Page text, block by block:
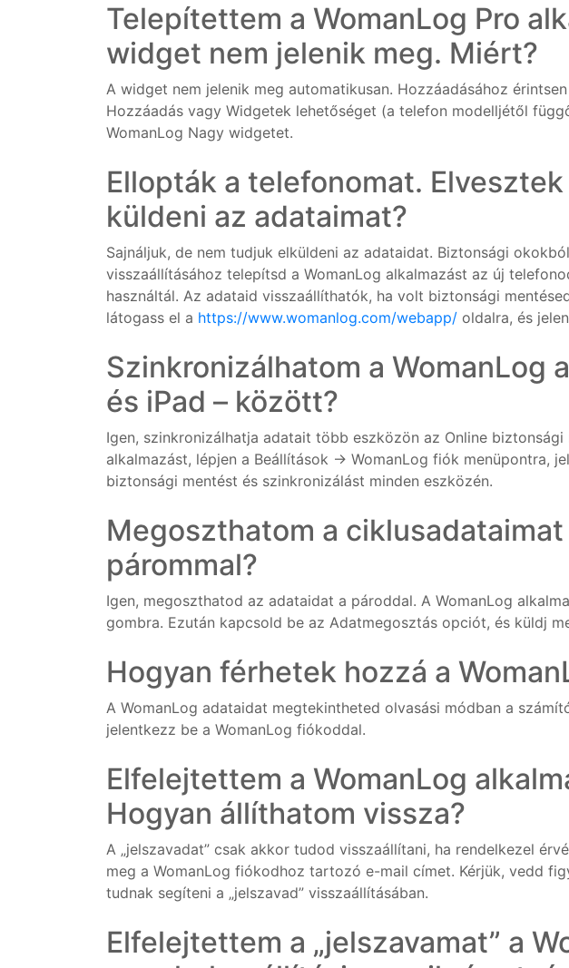
Telepítettem a WomanLog Pro
widget nem jelenik meg. Miért?
A widget nem jelenik meg automatikusan. Hozzáadásához
Hozzáadás vagy Widgetek lehetőséget (a telefon modelljétől
WomanLog Nagy widgetet.
Ellopták a telefonomat.
küldeni az adataimat?
Sajnáljuk, de nem tudjuk elküldeni az adataidat. Biztonsági
visszaállításához telepítsd a WomanLog alkalmazást az új
használtál. Az adataid visszaállíthatók, ha volt biztonsági
látogass el a https://www.womanlog.com/webapp/ oldalra, és
Szinkronizálhatom a WomanLog
és iPad – között?
Igen, szinkronizálhatja adatait több eszközön az Online
alkalmazást, lépjen a Beállítások → WomanLog fiók menüpontra,
biztonsági mentést és szinkronizálást minden eszközén.
Megoszthatom a
párommal?
Igen, megoszthatod az adataidat a pároddal. A WomanLog
gombra. Ezután kapcsold be az Adatmegosztás opciót, és küldj
Hogyan férhetek hozzá a
A WomanLog adataidat megtekintheted olvasási módban a
jelentkezz be a WomanLog fiókoddal.
Elfelejtettem a WomanLog
Hogyan állíthatom vissza?
A „jelszavadat” csak akkor tudod visszaállítani, ha rendelkezel
meg a WomanLog fiókodhoz tartozó e-mail címet. Kérjük, vedd
tudnak segíteni a „jelszavad” visszaállításában.
Elfelejtettem a „jelszavamat” a